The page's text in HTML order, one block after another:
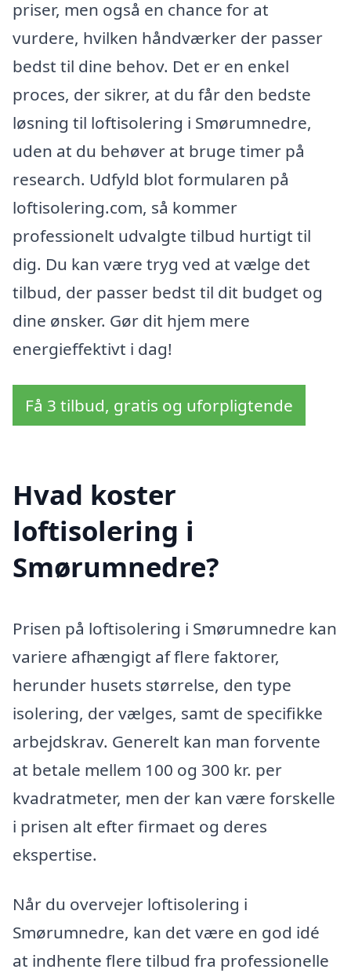
priser, men også en chance for at
vurdere, hvilken håndværker der passer
bedst til dine behov. Det er en enkel
proces, der sikrer, at du får den bedste
løsning til loftisolering i Smørumnedre,
uden at du behøver at bruge timer på
research. Udfyld blot formularen på
loftisolering.com, så kommer
professionelt udvalgte tilbud hurtigt til
dig. Du kan være tryg ved at vælge det
tilbud, der passer bedst til dit budget og
dine ønsker. Gør dit hjem mere
energieffektivt i dag!
Få 3 tilbud, gratis og uforpligtende
Hvad koster
loftisolering i
Smørumnedre?
Prisen på loftisolering i Smørumnedre kan
variere afhængigt af flere faktorer,
herunder husets størrelse, den type
isolering, der vælges, samt de specifikke
arbejdskrav. Generelt kan man forvente
at betale mellem 100 og 300 kr. per
kvadratmeter, men der kan være forskelle
i prisen alt efter firmaet og deres
ekspertise.
Når du overvejer loftisolering i
Smørumnedre, kan det være en god idé
at indhente flere tilbud fra professionelle